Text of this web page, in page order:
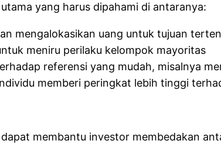
yang harus dipahami di antaranya:
mengalokasikan uang untuk tujuan
meniru perilaku kelompok mayoritas
referensi yang mudah, misalnya
memberi peringkat lebih tinggi
membantu investor membedakan